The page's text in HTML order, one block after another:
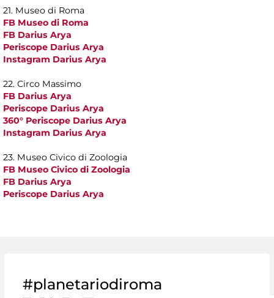
21. Museo di Roma
FB Museo di Roma
FB Darius Arya
Periscope Darius Arya
Instagram Darius Arya
22. Circo Massimo
FB Darius Arya
Periscope Darius Arya
360° Periscope Darius Arya
Instagram Darius Arya
23. Museo Civico di Zoologia
FB Museo Civico di Zoologia
FB Darius Arya
Periscope Darius Arya
#planetariodiroma